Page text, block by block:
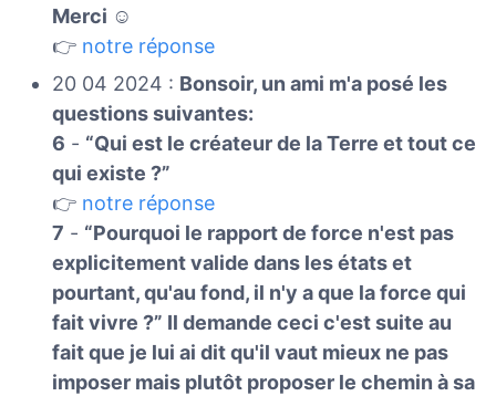
Merci ☺️
👉 notre réponse
20 04 2024 : Bonsoir, un ami m'a posé les
questions suivantes:
6 - “Qui est le créateur de la Terre et tout ce
qui existe ?”
👉 notre réponse
7 - “Pourquoi le rapport de force n'est pas
explicitement valide dans les états et
pourtant, qu'au fond, il n'y a que la force qui
fait vivre ?” Il demande ceci c'est suite au
fait que je lui ai dit qu'il vaut mieux ne pas
imposer mais plutôt proposer le chemin à sa